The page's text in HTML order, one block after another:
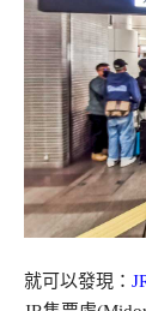
就可以發現：